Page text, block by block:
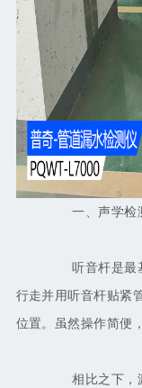
一、声学检测
听音杆是最基
行走并用听音杆贴紧
位置。虽然操作简便
相比之下，漏